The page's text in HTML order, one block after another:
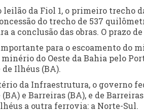
leilão da Fiol 1, o primeiro trecho
do trecho de 537
a conclusão das obras. O prazo
para o escoamento do
minério do Oeste da Bahia pelo
Ilhéus (BA).
da Infraestrutura, o governo
e Barreiras (BA), e de
a outra ferrovia: a Norte-Sul.